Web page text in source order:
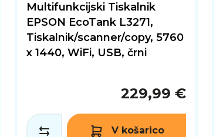
Multifunkcijski Tiskalnik
EPSON EcoTank L3271,
Tiskalnik/scanner/copy, 5760
x 1440, WiFi, USB, črni
229,99 €
V košarico